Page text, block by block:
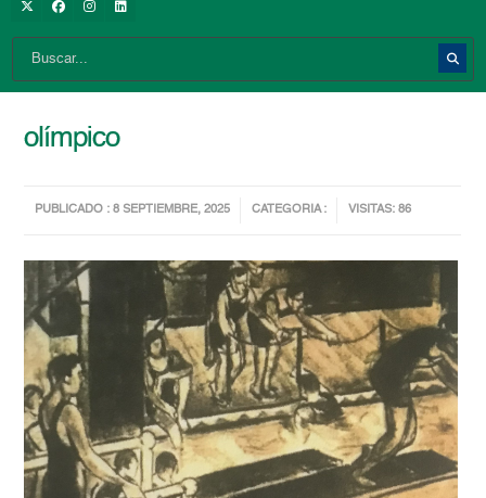
olímpico
PUBLICADO : 8 SEPTIEMBRE, 2025 CATEGORIA : VISITAS: 86